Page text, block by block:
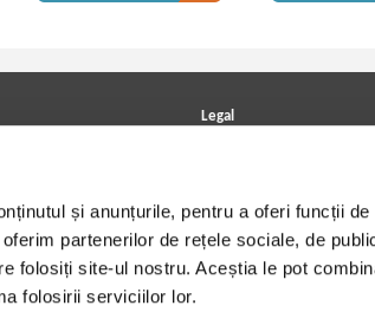
și anunțurile, pentru a oferi funcții
partenerilor de rețele sociale, de
folosiți site-ul nostru. Aceștia le pot
folosirii serviciilor lor.
CD/DVD
Legal
Termeni si conditii